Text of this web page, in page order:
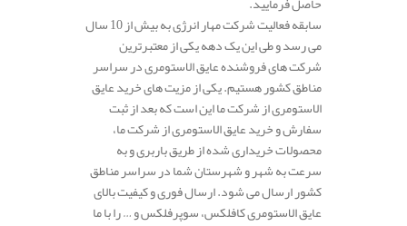
سابقه فعالیت شرکت مهار انرژی به بیش از 10 سال
می رسد و طی این یک دهه یکی از معتبرترین
شرکت های فروشنده عایق الاستومری در سراسر
مناطق کشور هستیم. یکی از مزیت های خرید عایق
الاستومری از شرکت ما این است که بعد از ثبت
سفارش و خرید عایق الاستومری از شرکت ما،
محصولات خریداری شده از طریق باربری و به
سرعت به شهر و شهرستان شما در سراسر مناطق
کشور ارسال می شود. ارسال فوری و کیفیت بالای
عایق الاستومری کافلکس، سوپرفلکس و … را با ما